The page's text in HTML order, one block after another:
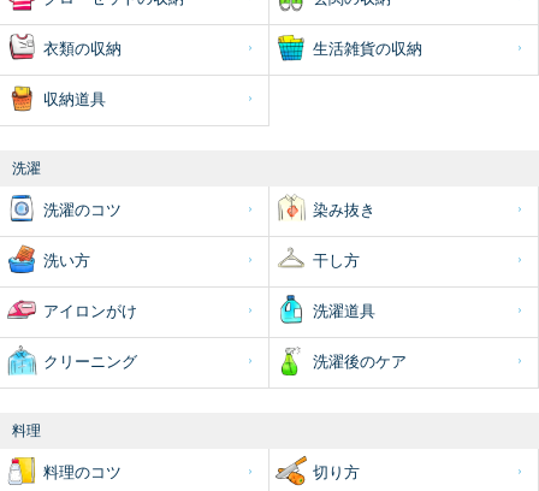
衣類の収納 生活雑貨の収納
収納道具
洗濯
洗濯のコツ 染み抜き
洗い方 干し方
アイロンがけ 洗濯道具
クリーニング 洗濯後のケア
料理
料理のコツ 切り方